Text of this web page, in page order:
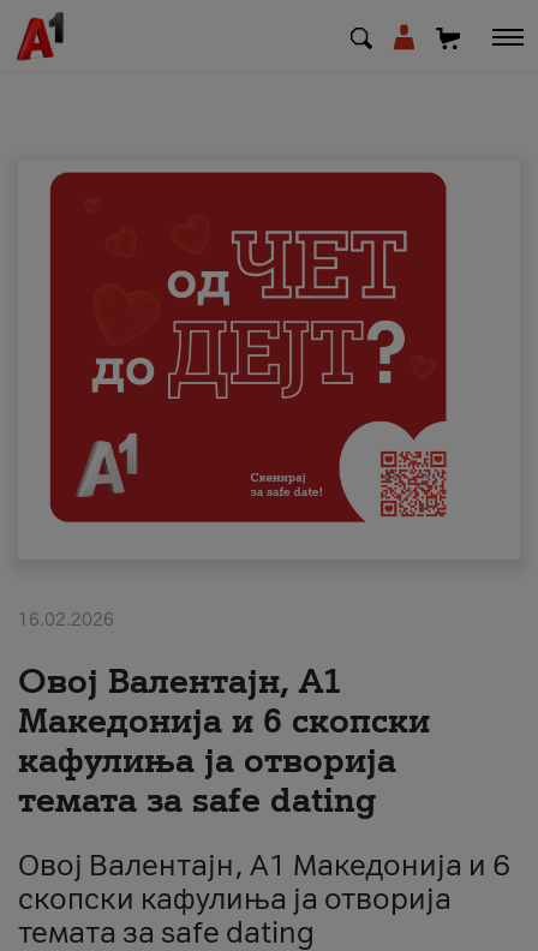
Деловни
Поддршка
Надополни кредит
Плати сметка
#ПодобарОнлајн
16.02.2026
Овој Валентајн, A1
Македонија и 6 скопски
кафулиња ја отворија
темата за safe dating
Овој Валентајн, A1 Македонија и 6
скопски кафулиња ја отворија
темата за safe dating